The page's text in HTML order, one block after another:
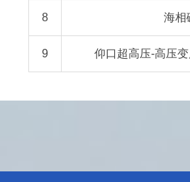
8 海相
9 仰口超高压-高压